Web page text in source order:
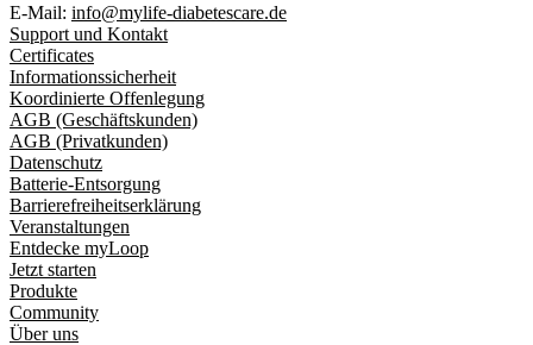
E-Mail: info@mylife-diabetescare.de
Support und Kontakt
Certificates
Informationssicherheit
Koordinierte Offenlegung
AGB (Geschäftskunden)
AGB (Privatkunden)
Datenschutz
Batterie-Entsorgung
Barrierefreiheitserklärung
Veranstaltungen
Entdecke myLoop
Jetzt starten
Produkte
Community
Über uns